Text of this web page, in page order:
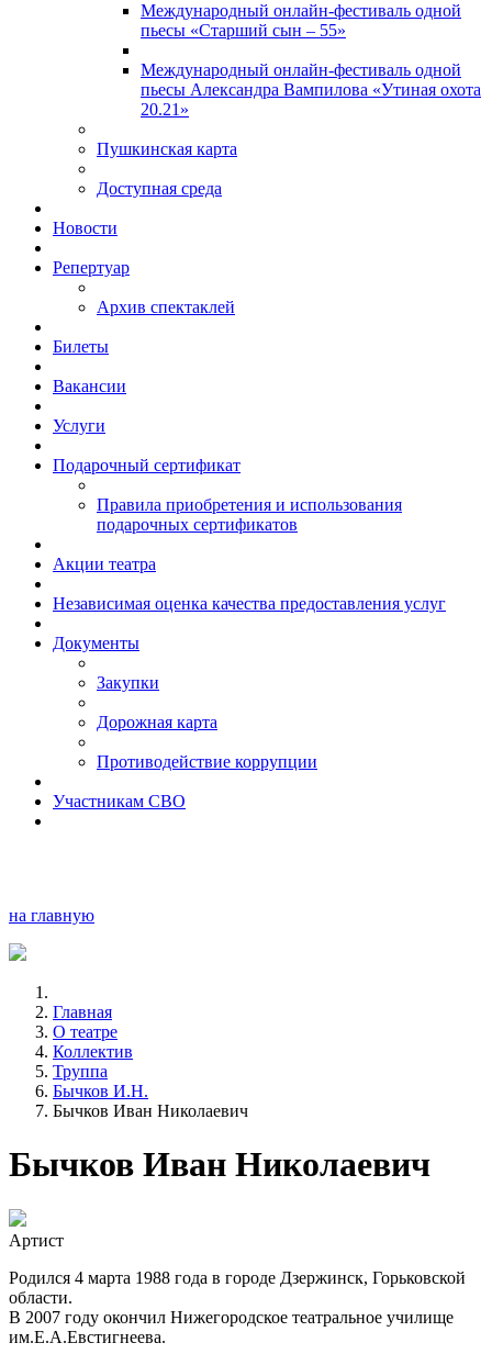
Международный онлайн-фестиваль одной
пьесы «Старший сын – 55»
Международный онлайн-фестиваль одной
пьесы Александра Вампилова «Утиная охота
20.21»
Пушкинская карта
Доступная среда
Новости
Репертуар
Архив спектаклей
Билеты
Вакансии
Услуги
Подарочный сертификат
Правила приобретения и использования
подарочных сертификатов
Акции театра
Независимая оценка качества предоставления услуг
Документы
Закупки
Дорожная карта
Противодействие коррупции
Участникам СВО
на главную
Главная
О театре
Коллектив
Труппа
Бычков И.Н.
Бычков Иван Николаевич
Бычков Иван Николаевич
Артист
Родился 4 марта 1988 года в городе Дзержинск, Горьковской
области.
В 2007 году окончил Нижегородское театральное училище
им.Е.А.Евстигнеева.